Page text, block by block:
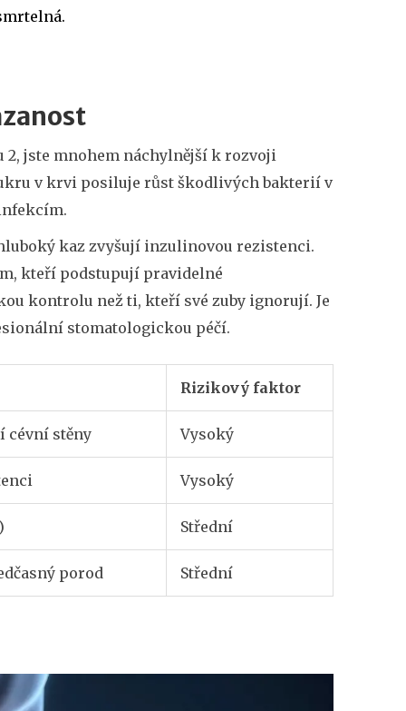
2, jste mnohem náchylnější k rozvoji
v krvi posiluje růst škodlivých bakterií v
kaz zvyšují inzulinovou rezistenci.
kteří podstupují pravidelné
kontrolu než ti, kteří své zuby ignorují. Je
stomatologickou péčí.
Rizikový faktor
cévní stěny Vysoký
Vysoký
Střední
porod Střední